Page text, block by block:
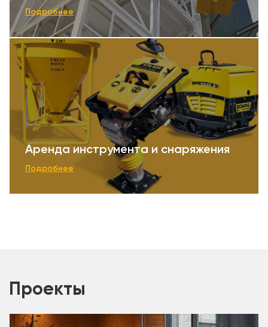
Подробнее
Аренда инструмента и снаряжения
Подробнее
Проекты